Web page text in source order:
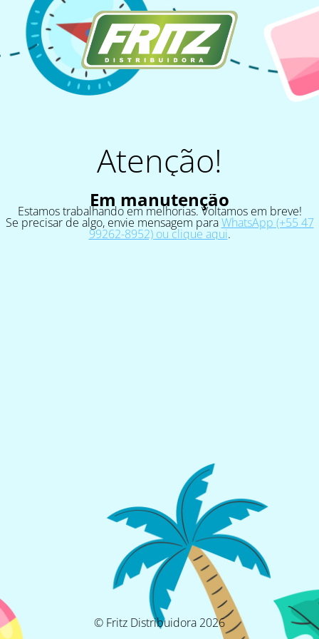
Atenção!
Em manutenção
Estamos trabalhando em melhorias. Voltamos em breve!
Se precisar de algo, envie mensagem paraWhatsApp (+55 47
99262-8952) ou clique aqui.
© Fritz Distribuidora 2026